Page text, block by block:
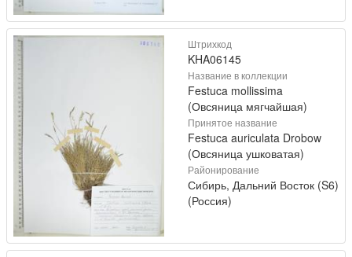
Штрихкод
KHA06145
Название в коллекции
Festuca mollissima
(Овсяница мягчайшая)
Принятое название
Festuca auriculata Drobow
(Овсяница ушковатая)
Районирование
Сибирь, Дальний Восток (S6)
(Россия)